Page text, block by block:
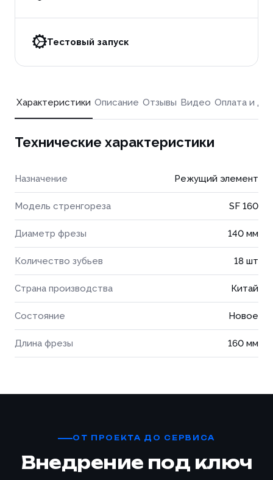
Тестовый запуск
Характеристики Описание Отзывы Видео Оплата и
Технические характеристики
Назначение Режущий элемент
Модель стренгореза SF 160
Диаметр фрезы 140 мм
Количество зубьев 18 шт
Страна производства Китай
Состояние Новое
Длина фрезы 160 мм
ОТ ПРОЕКТА ДО СЕРВИСА
Внедрение под ключ